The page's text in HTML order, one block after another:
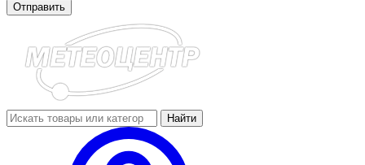
Отправить
Найти